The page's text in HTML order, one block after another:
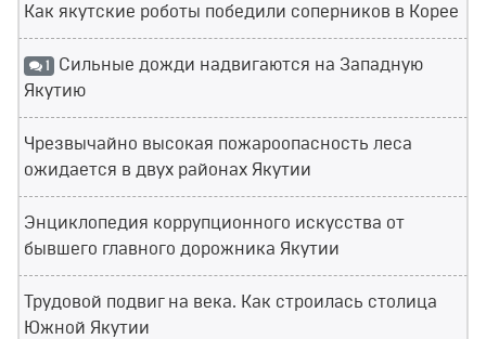
Как якутские роботы победили соперников в Корее
1 Сильные дожди надвигаются на Западную
Якутию
Чрезвычайно высокая пожароопасность леса
ожидается в двух районах Якутии
Энциклопедия коррупционного искусства от
бывшего главного дорожника Якутии
Трудовой подвиг на века. Как строилась столица
Южной Якутии